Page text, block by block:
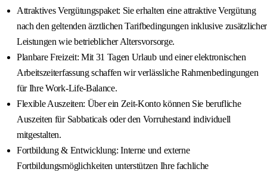
Attraktives Vergütungspaket: Sie erhalten eine attraktive Vergütung
nach den geltenden ärztlichen Tarifbedingungen inklusive zusätzlicher
Leistungen wie betrieblicher Altersvorsorge.
Planbare Freizeit: Mit 31 Tagen Urlaub und einer elektronischen
Arbeitszeiterfassung schaffen wir verlässliche Rahmenbedingungen
für Ihre Work-Life-Balance.
Flexible Auszeiten: Über ein Zeit-Konto können Sie berufliche
Auszeiten für Sabbaticals oder den Vorruhestand individuell
mitgestalten.
Fortbildung & Entwicklung: Interne und externe
Fortbildungsmöglichkeiten unterstützen Ihre fachliche